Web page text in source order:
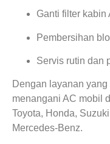
Ganti filter kabin
Pembersihan
Servis rutin dan
Dengan layanan
menangani AC mobil
Toyota, Honda,
Mercedes-Benz.